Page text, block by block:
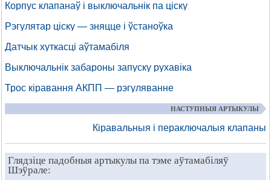
Корпус клапанаў і выключальнік па ціску
Рэгулятар ціску — зняцце і ўстаноўка
Датчык хуткасці аўтамабіля
Выключальнік забароны запуску рухавіка
Трос кіравання АКПП — рэгуляванне
НАСТУПНЫЯ АРТЫКУЛЫ
Кіравальныя і пераключалыя клапаны
Глядзіце падобныя артыкулы па тэме аўтамабіляў
Шэўрале: